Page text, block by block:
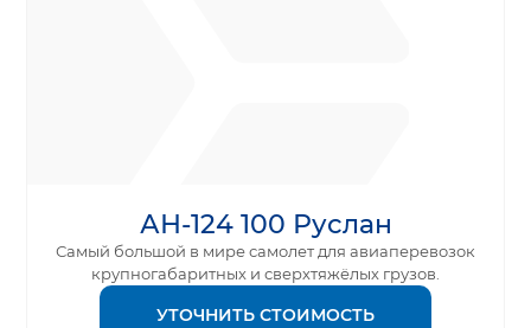
АН-124 100 Руслан
Самый большой в мире самолет для авиаперевозок
крупногабаритных и сверхтяжёлых грузов.
УТОЧНИТЬ СТОИМОСТЬ